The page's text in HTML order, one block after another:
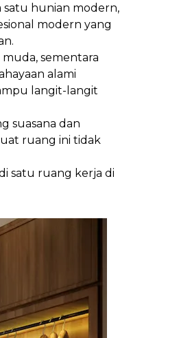
satu hunian modern,
modern yang
sementara
alami
langit-langit
suasana dan
ruang ini tidak
satu ruang kerja di